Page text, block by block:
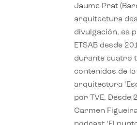
Jaume Prat
arquitectura
divulgación, es
ETSAB desde
durante cuatro
contenidos de
arquitectura
por TVE. Desde
Carmen